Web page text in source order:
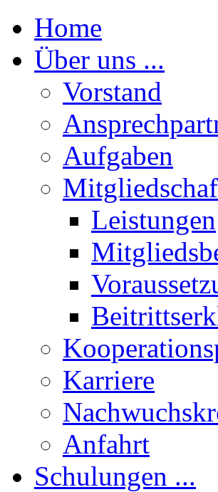
Home
Über uns ...
Vorstand
Aufgaben
Leistungen
Karriere
Anfahrt
Schulungen ...